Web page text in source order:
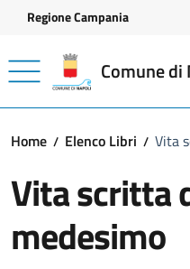
Vai ai contenuti
Vai al footer
Regione Campania
Comune di
Home Elenco Libri Vita
Vita scritta
medesimo